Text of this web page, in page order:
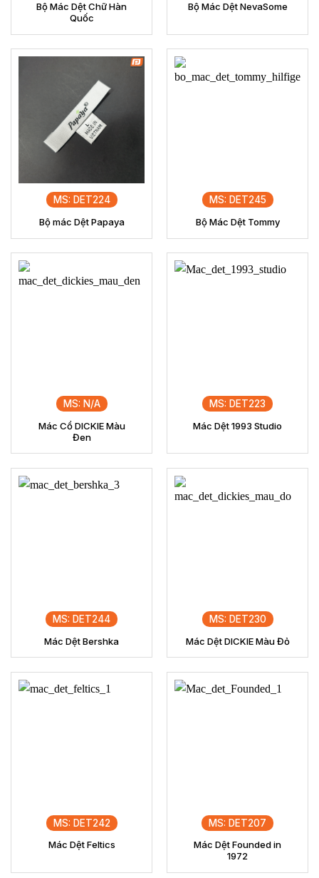
Bộ Mác Dệt Chữ Hàn
Quốc
Bộ Mác Dệt NevaSome
MS: DET224
Bộ mác Dệt Papaya
MS: DET245
Bộ Mác Dệt Tommy
MS: N/A
Mác Cổ DICKIE Màu
Đen
MS: DET223
Mác Dệt 1993 Studio
MS: DET244
Mác Dệt Bershka
MS: DET230
Mác Dệt DICKIE Màu Đỏ
MS: DET242
Mác Dệt Feltics
MS: DET207
Mác Dệt Founded in
1972